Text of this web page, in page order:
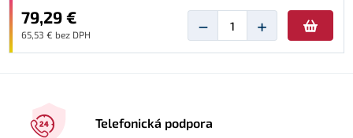
79,29 €
65,53 € bez DPH − +
Telefonická podpora